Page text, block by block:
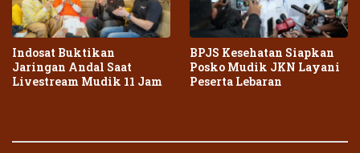
Indosat Buktikan
Jaringan Andal Saat
Livestream Mudik 11 Jam
BPJS Kesehatan Siapkan
Posko Mudik JKN Layani
Peserta Lebaran